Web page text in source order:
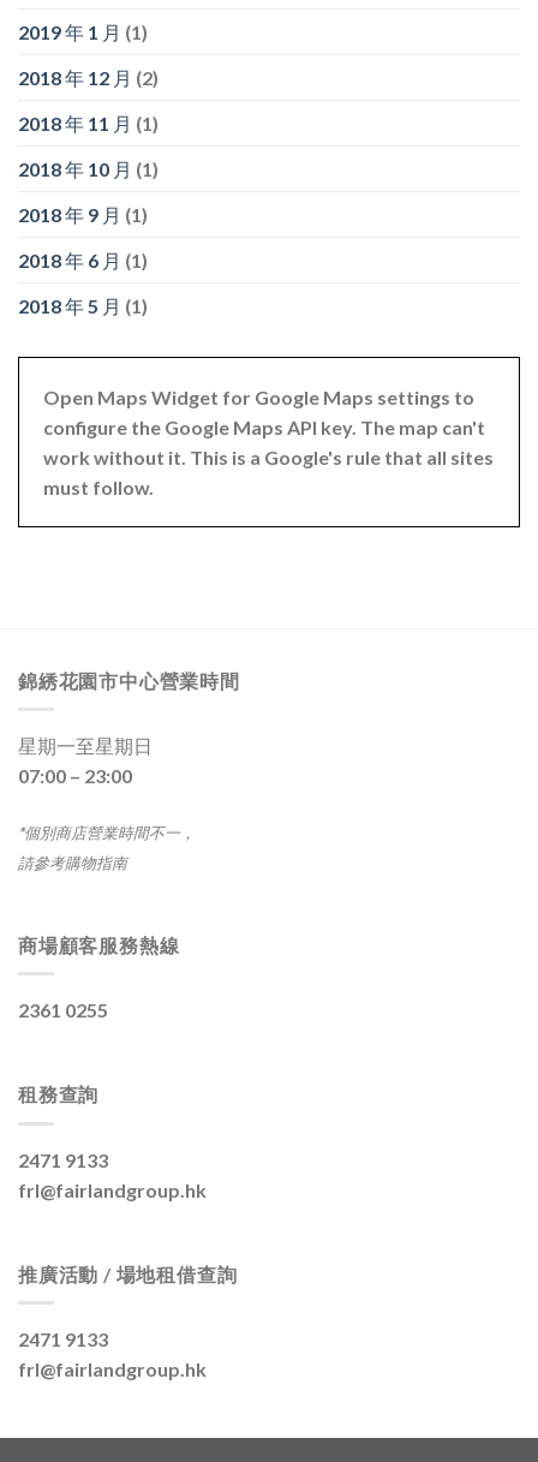
2019 年 1 月 (1)
2018 年 12 月 (2)
2018 年 11 月 (1)
2018 年 10 月 (1)
2018 年 9 月 (1)
2018 年 6 月 (1)
2018 年 5 月 (1)
Open Maps Widget for Google Maps settings to
configure the Google Maps API key. The map can't
work without it. This is a Google's rule that all sites
must follow.
錦綉花園市中心營業時間
星期一至星期日
07:00 – 23:00
*個別商店營業時間不一，
請參考購物指南
商場顧客服務熱線
2361 0255
租務查詢
2471 9133
frl@fairlandgroup.hk
推廣活動 / 場地租借查詢
2471 9133
frl@fairlandgroup.hk